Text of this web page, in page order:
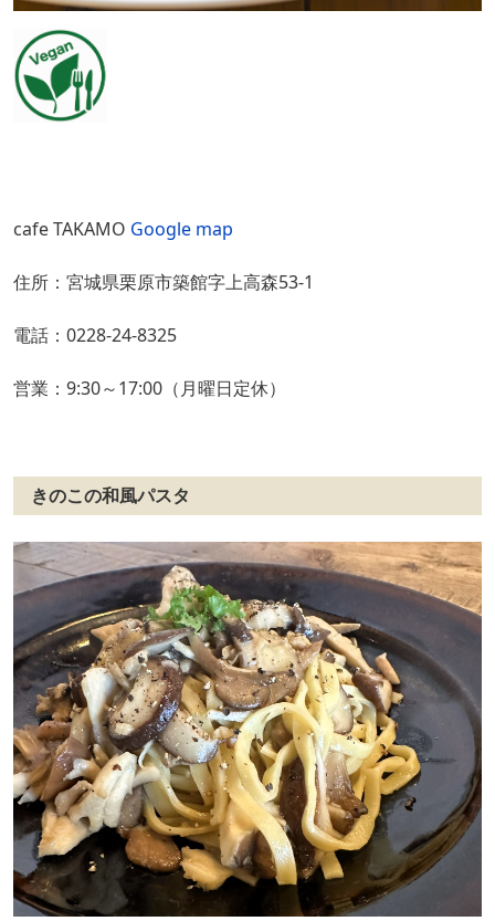
cafe TAKAMO Google map
住所：宮城県栗原市築館字上高森53-1
電話：0228-24-8325
営業：9:30～17:00（月曜日定休）
きのこの和風パスタ